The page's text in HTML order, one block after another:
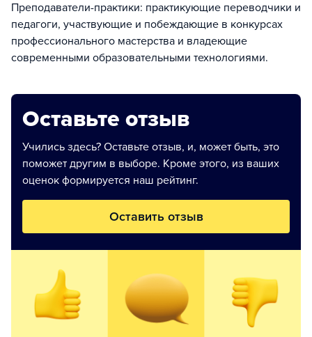
Преподаватели-практики: практикующие переводчики и
педагоги, участвующие и побеждающие в конкурсах
профессионального мастерства и владеющие
современными образовательными технологиями.
Оставьте отзыв
Учились здесь? Оставьте отзыв, и, может быть, это
поможет другим в выборе. Кроме этого, из ваших
оценок формируется наш рейтинг.
Оставить отзыв